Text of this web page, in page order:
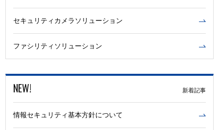
セキュリティカメラソリューション
ファシリティソリューション
NEW! 新着記事
情報セキュリティ基本方針について